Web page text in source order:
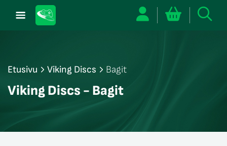
Etusivu Viking Discs Bagit
Viking Discs - Bagit
sulje
sulje